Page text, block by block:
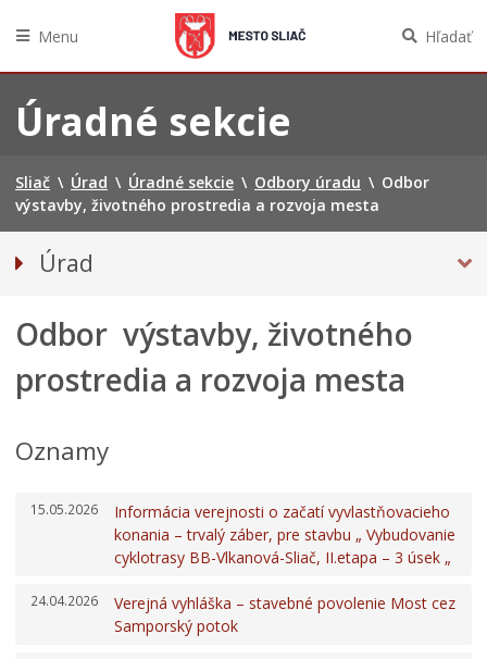
obsah
Menu Hľadať
Úradné sekcie
Sliač \ Úrad \ Úradné sekcie \ Odbory úradu \ Odbor
výstavby, životného prostredia a rozvoja mesta
Úrad
ODBORY ÚRADU
Oznamy mesta
Projekty
Tlačivá a agendy
Odbor výstavby, životného
prostredia a rozvoja mesta
Oznamy
15.05.2026
Informácia verejnosti o začatí vyvlastňovacieho
konania – trvalý záber, pre stavbu „ Vybudovanie
cyklotrasy BB-Vlkanová-Sliač, II.etapa – 3 úsek „
24.04.2026
Verejná vyhláška – stavebné povolenie Most cez
Samporský potok